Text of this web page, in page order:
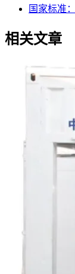
国家标准
相关文章